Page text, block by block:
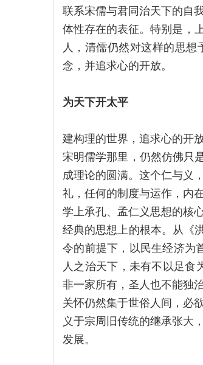
联系宋儒与君同治天下的自
体性存在的表征。特别是，
人，清儒仍然对这样的思
念，并追求心的开放。
为天下开太平
建构理的世界，追求心的开
宋明儒学那里，仍然仿佛只
成理论的圆满。这个仁与义
礼，任何的制度与运作，内
学上承孔、孟仁义思想的核
经典的思想上的根本。从《
令的前提下，以民生经济为
人之治天下，未有不以足食
非一家所有，圣人也不能独
关怀仍然集于世俗人间，必
义于宗周旧传统的继承张大
发展。